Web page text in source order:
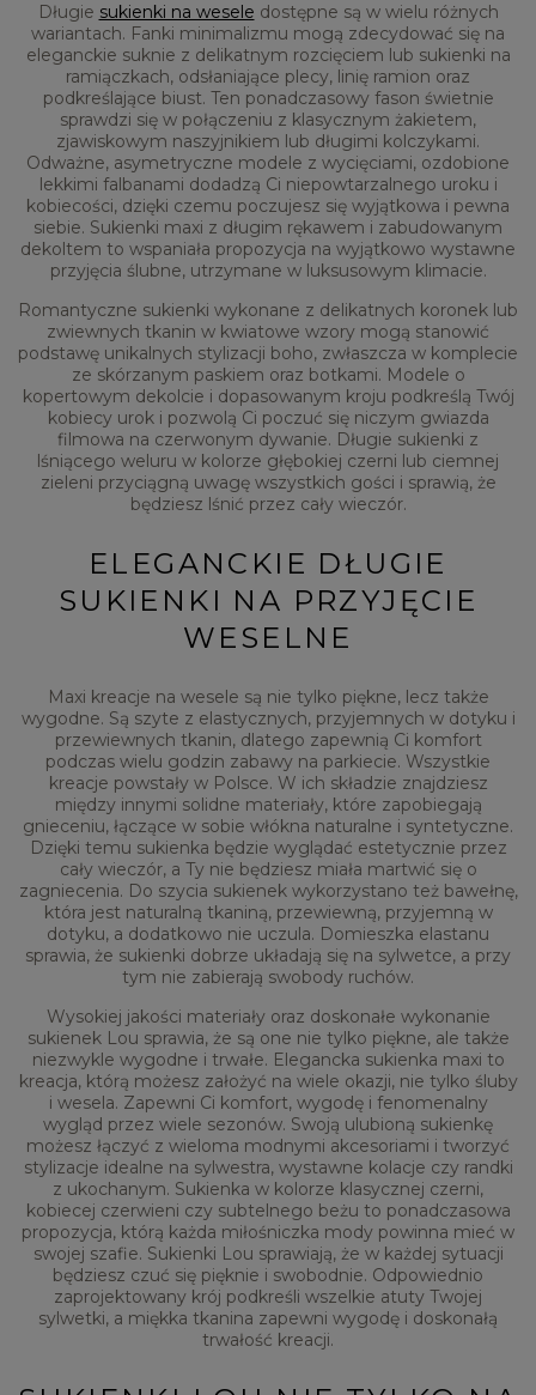
Długie sukienki na wesele dostępne są w wielu różnych
wariantach. Fanki minimalizmu mogą zdecydować się na
eleganckie suknie z delikatnym rozcięciem lub sukienki na
ramiączkach, odsłaniające plecy, linię ramion oraz
podkreślające biust. Ten ponadczasowy fason świetnie
sprawdzi się w połączeniu z klasycznym żakietem,
zjawiskowym naszyjnikiem lub długimi kolczykami.
Odważne, asymetryczne modele z wycięciami, ozdobione
lekkimi falbanami dodadzą Ci niepowtarzalnego uroku i
kobiecości, dzięki czemu poczujesz się wyjątkowa i pewna
siebie. Sukienki maxi z długim rękawem i zabudowanym
dekoltem to wspaniała propozycja na wyjątkowo wystawne
przyjęcia ślubne, utrzymane w luksusowym klimacie.
Romantyczne sukienki wykonane z delikatnych koronek lub
zwiewnych tkanin w kwiatowe wzory mogą stanowić
podstawę unikalnych stylizacji boho, zwłaszcza w komplecie
ze skórzanym paskiem oraz botkami. Modele o
kopertowym dekolcie i dopasowanym kroju podkreślą Twój
kobiecy urok i pozwolą Ci poczuć się niczym gwiazda
filmowa na czerwonym dywanie. Długie sukienki z
lśniącego weluru w kolorze głębokiej czerni lub ciemnej
zieleni przyciągną uwagę wszystkich gości i sprawią, że
będziesz lśnić przez cały wieczór.
ELEGANCKIE DŁUGIE
SUKIENKI NA PRZYJĘCIE
WESELNE
Maxi kreacje na wesele są nie tylko piękne, lecz także
wygodne. Są szyte z elastycznych, przyjemnych w dotyku i
przewiewnych tkanin, dlatego zapewnią Ci komfort
podczas wielu godzin zabawy na parkiecie. Wszystkie
kreacje powstały w Polsce. W ich składzie znajdziesz
między innymi solidne materiały, które zapobiegają
gnieceniu, łączące w sobie włókna naturalne i syntetyczne.
Dzięki temu sukienka będzie wyglądać estetycznie przez
cały wieczór, a Ty nie będziesz miała martwić się o
zagniecenia. Do szycia sukienek wykorzystano też bawełnę,
która jest naturalną tkaniną, przewiewną, przyjemną w
dotyku, a dodatkowo nie uczula. Domieszka elastanu
sprawia, że sukienki dobrze układają się na sylwetce, a przy
tym nie zabierają swobody ruchów.
Wysokiej jakości materiały oraz doskonałe wykonanie
sukienek Lou sprawia, że są one nie tylko piękne, ale także
niezwykle wygodne i trwałe. Elegancka sukienka maxi to
kreacja, którą możesz założyć na wiele okazji, nie tylko śluby
i wesela. Zapewni Ci komfort, wygodę i fenomenalny
wygląd przez wiele sezonów. Swoją ulubioną sukienkę
możesz łączyć z wieloma modnymi akcesoriami i tworzyć
stylizacje idealne na sylwestra, wystawne kolacje czy randki
z ukochanym. Sukienka w kolorze klasycznej czerni,
kobiecej czerwieni czy subtelnego beżu to ponadczasowa
propozycja, którą każda miłośniczka mody powinna mieć w
swojej szafie. Sukienki Lou sprawiają, że w każdej sytuacji
będziesz czuć się pięknie i swobodnie. Odpowiednio
zaprojektowany krój podkreśli wszelkie atuty Twojej
sylwetki, a miękka tkanina zapewni wygodę i doskonałą
trwałość kreacji.